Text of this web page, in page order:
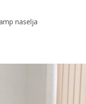
naselja